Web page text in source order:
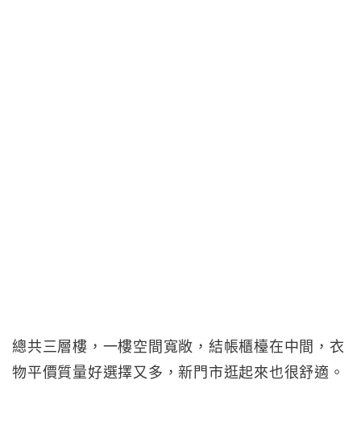
總共三層樓，一樓空間寬敞，結帳櫃檯在中間，衣
物平價質量好選擇又多，新門市逛起來也很舒適。